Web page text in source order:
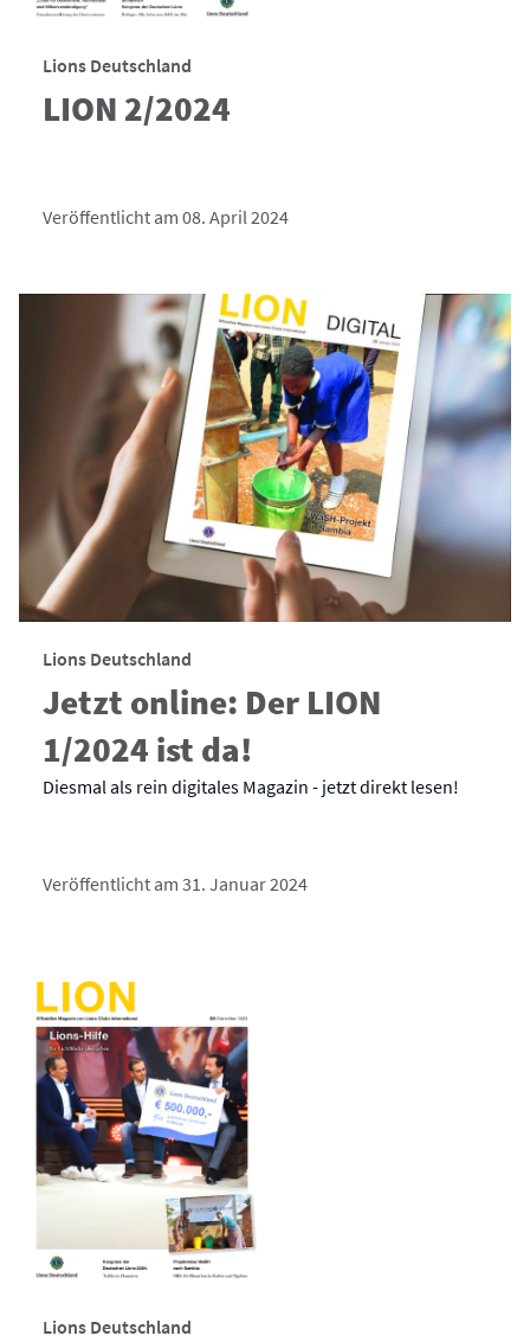
Lions Deutschland
LION 2/2024
Veröffentlicht am 08. April 2024
Lions Deutschland
Jetzt online: Der LION
1/2024 ist da!
Diesmal als rein digitales Magazin - jetzt direkt lesen!
Veröffentlicht am 31. Januar 2024
Lions Deutschland